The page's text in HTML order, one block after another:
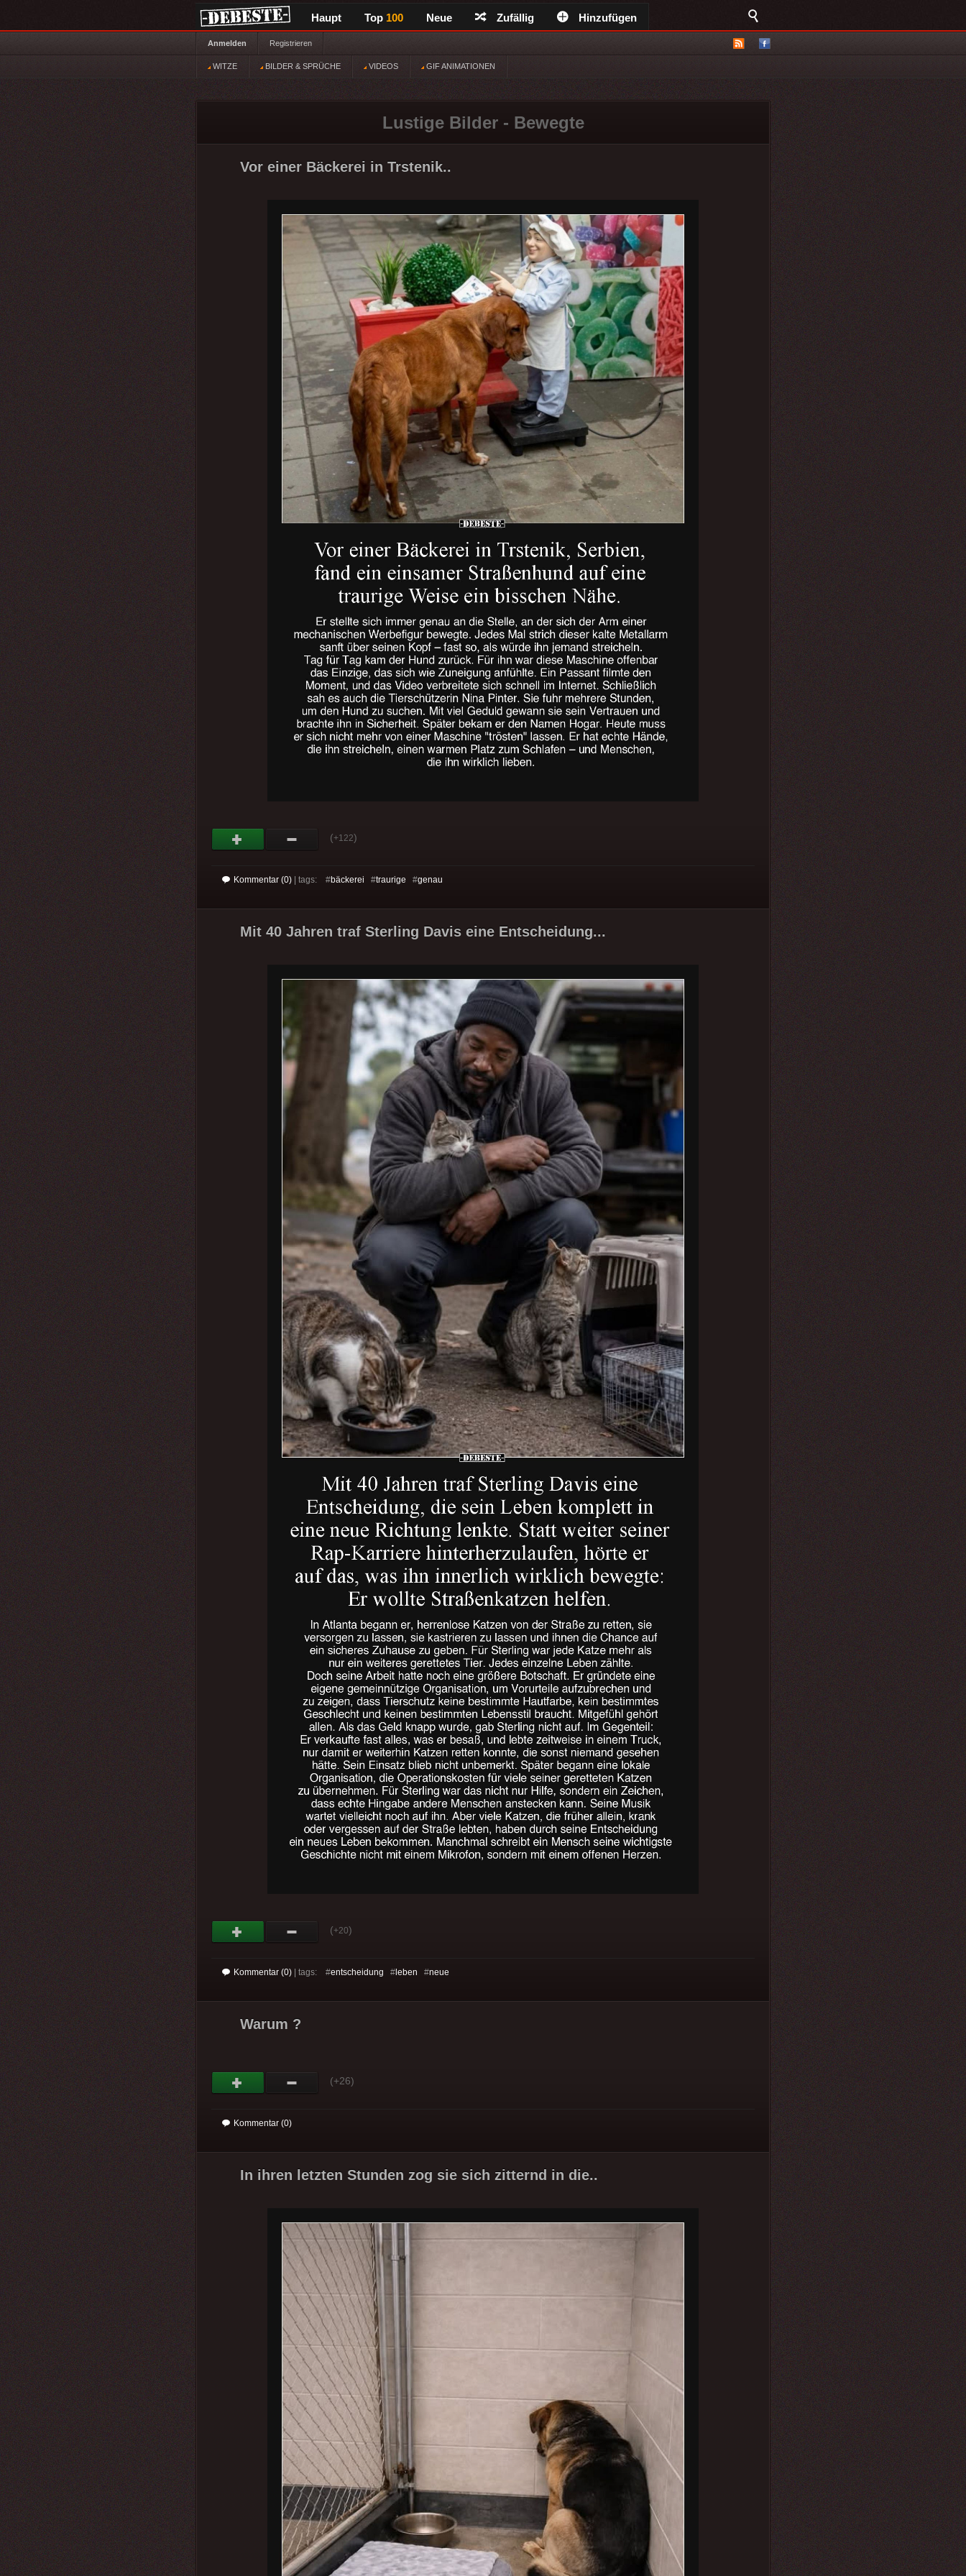
Haupt Top 100 Neue Zufällig Hinzufügen
Anmelden Registrieren
WITZE BILDER & SPRÜCHE VIDEOS GIF ANIMATIONEN
Lustige Bilder - Bewegte
Vor einer Bäckerei in Trstenik..
(+122)
Kommentar (0) | tags: #bäckerei #traurige #genau
Mit 40 Jahren traf Sterling Davis eine Entscheidung...
(+20)
Kommentar (0) | tags: #entscheidung # leben #neue
Warum ?
(+26)
Kommentar (0)
In ihren letzten Stunden zog sie sich zitternd in die..